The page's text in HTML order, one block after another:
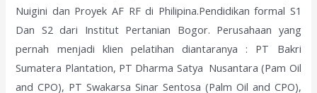
Nuigini dan Proyek AF RF di Philipina.Pendidikan formal S1
Dan S2 dari Institut Pertanian Bogor. Perusahaan yang
pernah menjadi klien pelatihan diantaranya : PT Bakri
Sumatera Plantation, PT Dharma Satya Nusantara (Pam Oil
and CPO), PT Swakarsa Sinar Sentosa (Palm Oil and CPO),